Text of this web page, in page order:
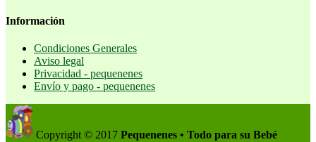
Información
Condiciones Generales
Aviso legal
Privacidad - pequenenes
Envío y pago - pequenenes
Copyright © 2017 Pequenenes • Todo para su Bebé